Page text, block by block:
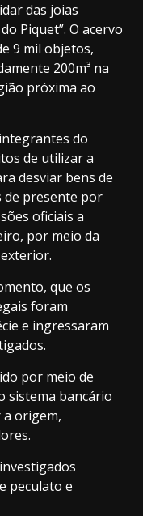
das joias
Piquet”. O acervo
9 mil objetos,
200m³ na
próxima ao
do
de utilizar a
desviar bens de
presente por
oficiais a
por meio da
que os
foram
e ingressaram
por meio de
sistema bancário
origem,
peculato e